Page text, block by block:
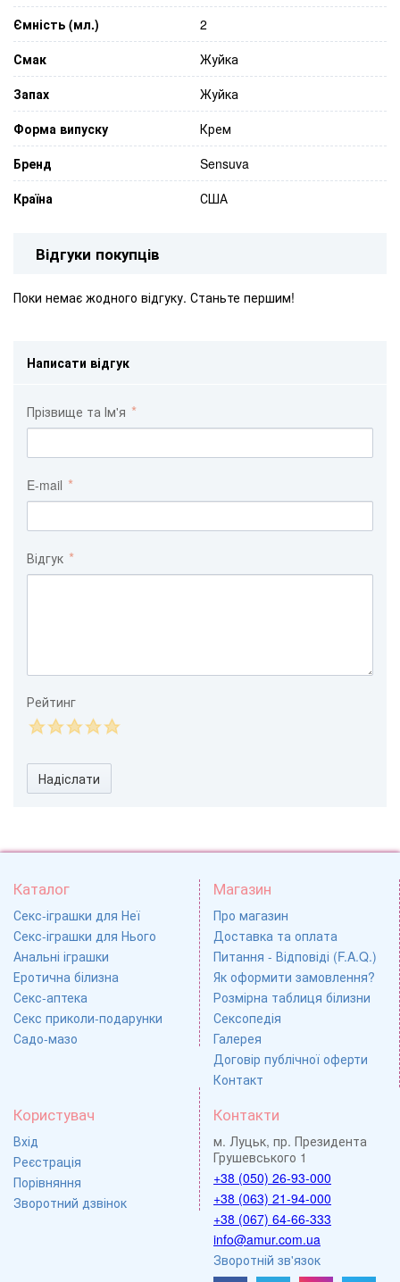
Ємність (мл.)
2
Смак
Жуйка
Запах
Жуйка
Форма випуску
Крем
Бренд
Sensuva
Країна
США
Відгуки покупців
Поки немає жодного відгуку. Станьте першим!
Написати відгук
Прізвище та Ім'я
E-mail
Відгук
Рейтинг
Надіслати
Каталог
Секс-іграшки для Неї
Секс-іграшки для Нього
Анальні іграшки
Еротична білизна
Секс-аптека
Секс приколи-подарунки
Садо-мазо
Магазин
Про магазин
Доставка та оплата
Питання - Відповіді (F.A.Q.)
Як оформити замовлення?
Розмірна таблиця білизни
Сексопедія
Галерея
Договір публічної оферти
Контакт
Користувач
Вхід
Реєстрація
Порівняння
Зворотний дзвінок
Контакти
м. Луцьк, пр. Президента
Грушевського 1
+38 (050) 26-93-000
+38 (063) 21-94-000
+38 (067) 64-66-333
info@amur.com.ua
Зворотній зв'язок